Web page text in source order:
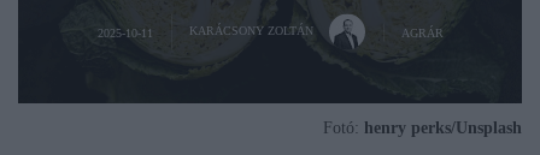
2025-10-11 KARÁCSONY ZOLTÁN AGRÁR
Fotó: henry perks/Unsplash